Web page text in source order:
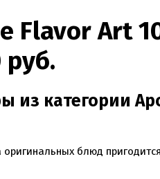
руб.
из категории
блюд